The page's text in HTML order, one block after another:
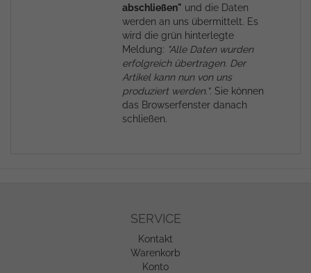
abschließen" und die Daten
werden an uns übermittelt. Es
wird die grün hinterlegte
Meldung: "Alle Daten wurden
erfolgreich übertragen. Der
Artikel kann nun von uns
produziert werden.". Sie können
das Browserfenster danach
schließen.
SERVICE
Kontakt
Warenkorb
Konto